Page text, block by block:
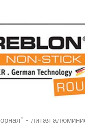
- литая